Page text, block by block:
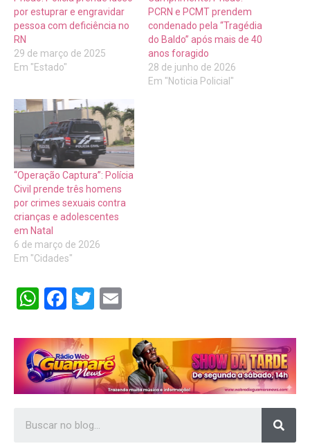
por estuprar e engravidar
pessoa com deficiência no
RN
29 de março de 2025
Em "Estado"
PCRN e PCMT prendem
condenado pela “Tragédia
do Baldo” após mais de 40
anos foragido
28 de junho de 2026
Em "Noticia Policial"
“Operação Captura”: Polícia
Civil prende três homens
por crimes sexuais contra
crianças e adolescentes
em Natal
6 de março de 2026
Em "Cidades"
WhatsApp
Facebook
Twitter